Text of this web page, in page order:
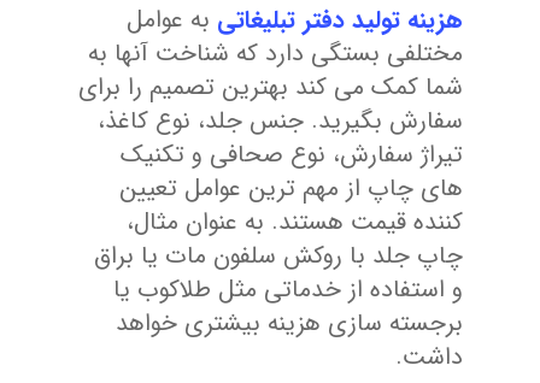
هزینه تولید دفتر تبلیغاتی به عوامل
مختلفی بستگی دارد که شناخت آنها به
شما کمک می کند بهترین تصمیم را برای
سفارش بگیرید. جنس جلد، نوع کاغذ،
تیراژ سفارش، نوع صحافی و تکنیک
های چاپ از مهم ترین عوامل تعیین
کننده قیمت هستند. به عنوان مثال،
چاپ جلد با روکش سلفون مات یا براق
و استفاده از خدماتی مثل طلاکوب یا
برجسته سازی هزینه بیشتری خواهد
داشت.